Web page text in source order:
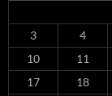
3
4
10
11
17
18